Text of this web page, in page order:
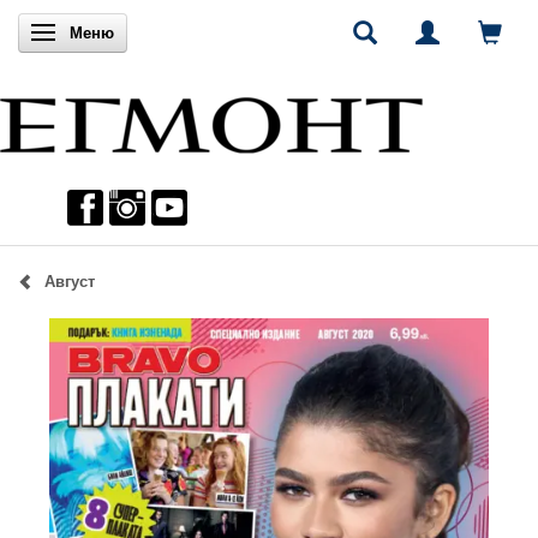
Включи навигацията
Меню
Август